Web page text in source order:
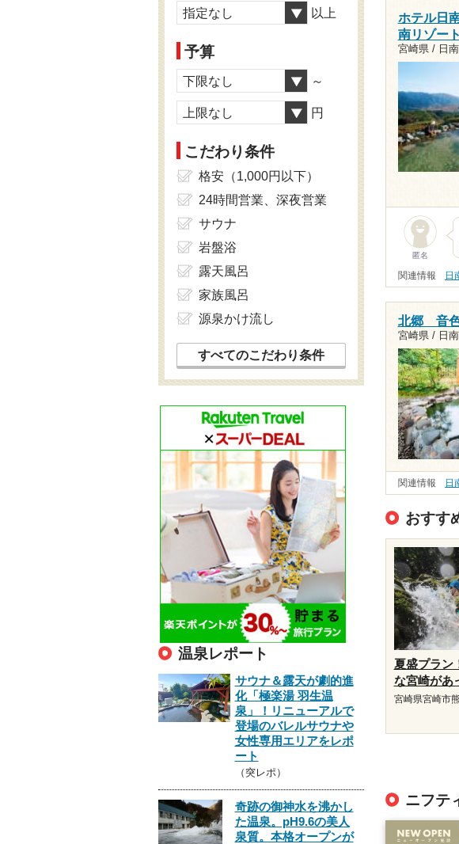
ホテル日
南リゾート
宮崎県 / 日
匿名
関連情報 日
北郷 音
宮崎県 / 日
関連情報 日
おすす
夏盛プラン
な宮崎があ
宮崎県宮崎市
ニフテ
指定なし 以上
予算
下限なし ～
上限なし 円
こだわり条件
格安（1,000円以下）
24時間営業、深夜営業
サウナ
岩盤浴
露天風呂
家族風呂
源泉かけ流し
すべてのこだわり条件
温泉レポート
サウナ＆露天が劇的進
化「極楽湯 羽生温
泉」！リニューアルで
登場のバレルサウナや
女性専用エリアをレポ
ート
（突レポ）
奇跡の御神水を沸かし
た温泉。pH9.6の美人
泉質。本格オープンが